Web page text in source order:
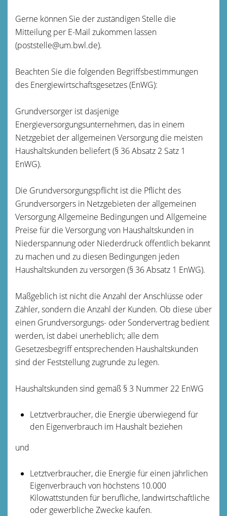
Gerne können Sie der zuständigen Stelle die
Mitteilung per E-Mail zukommen lassen
(poststelle@um.bwl.de).
Beachten Sie die folgenden Begriffsbestimmungen
des Energiewirtschaftsgesetzes (EnWG):
Grundversorger ist dasjenige
Energieversorgungsunternehmen, das in einem
Netzgebiet der allgemeinen Versorgung die meisten
Haushaltskunden beliefert (§ 36 Absatz 2 Satz 1
EnWG).
Die Grundversorgungspflicht ist die Pflicht des
Grundversorgers in Netzgebieten der allgemeinen
Versorgung Allgemeine Bedingungen und Allgemeine
Preise für die Versorgung von Haushaltskunden in
Niederspannung oder Niederdruck öffentlich bekannt
zu machen und zu diesen Bedingungen jeden
Haushaltskunden zu versorgen (§ 36 Absatz 1 EnWG).
Maßgeblich ist nicht die Anzahl der Anschlüsse oder
Zähler, sondern die Anzahl der Kunden. Ob diese über
einen Grundversorgungs- oder Sondervertrag bedient
werden, ist dabei unerheblich; alle dem
Gesetzesbegriff entsprechenden Haushaltskunden
sind der Feststellung zugrunde zu legen.
Haushaltskunden sind gemäß § 3 Nummer 22 EnWG
Letztverbraucher, die Energie überwiegend für
den Eigenverbrauch im Haushalt beziehen
und
Letztverbraucher, die Energie für einen jährlichen
Eigenverbrauch von höchstens 10.000
Kilowattstunden für berufliche, landwirtschaftliche
oder gewerbliche Zwecke kaufen.